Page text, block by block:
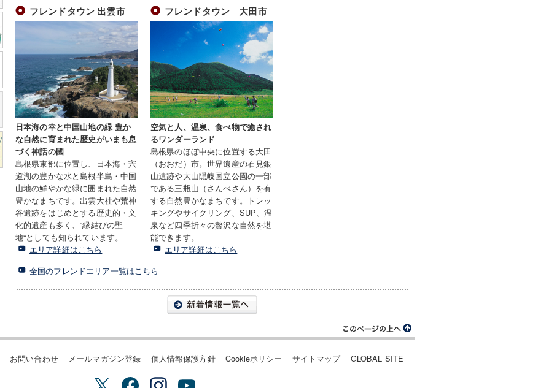
フレンドタウン 出雲市
日本海の幸と中国山地の緑 豊か
な自然に育まれた歴史がいまも息
づく神話の國
島根県東部に位置し、日本海・宍
道湖の豊かな水と島根半島・中国
山地の鮮やかな緑に囲まれた自然
豊かなまちです。出雲大社や荒神
谷遺跡をはじめとする歴史的・文
化的遺産も多く、“縁結びの聖
地“としても知られています。
エリア詳細はこちら
フレンドタウン 大田市
空気と人、温泉、食べ物で癒され
るワンダーランド
島根県のほぼ中央に位置する大田
（おおだ）市。世界遺産の石見銀
山遺跡や大山隠岐国立公園の一部
である三瓶山（さんべさん）を有
する自然豊かなまちです。トレッ
キングやサイクリング、SUP、温
泉など四季折々の贅沢な自然を堪
能できます。
エリア詳細はこちら
全国のフレンドエリア一覧はこちら
お問い合わせ メールマガジン登録 個人情報保護方針 Cookieポリシー サイトマップ GLOBAL SITE